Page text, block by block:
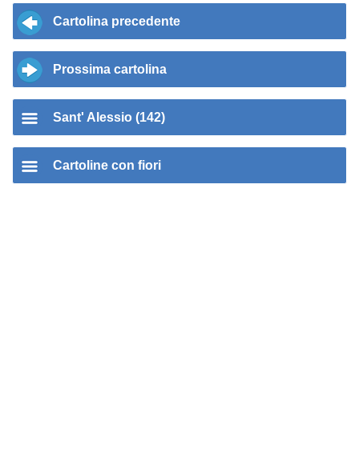
Cartolina precedente
Prossima cartolina
Sant' Alessio (142)
Cartoline con fiori